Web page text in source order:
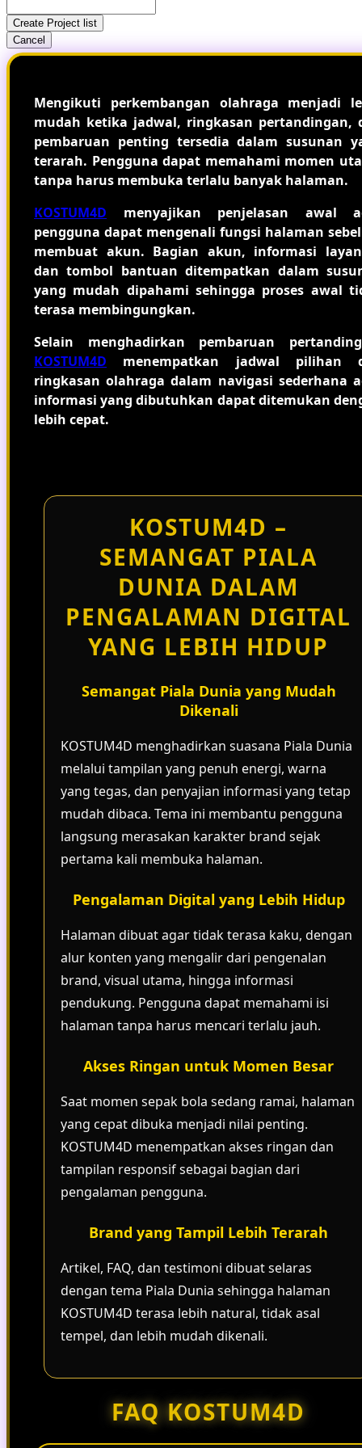
Create Project list
Cancel
Mengikuti perkembangan olahraga menjadi
mudah ketika jadwal, ringkasan pertandingan,
pembaruan penting tersedia dalam susunan
terarah. Pengguna dapat memahami momen
tanpa harus membuka terlalu banyak halaman.
KOSTUM4D menyajikan penjelasan awal
pengguna dapat mengenali fungsi halaman
membuat akun. Bagian akun, informasi
dan tombol bantuan ditempatkan dalam
yang mudah dipahami sehingga proses awal
terasa membingungkan.
Selain menghadirkan pembaruan
KOSTUM4D menempatkan jadwal pilihan
ringkasan olahraga dalam navigasi sederhana
informasi yang dibutuhkan dapat ditemukan
lebih cepat.
KOSTUM4D –
SEMANGAT PIALA
DUNIA DALAM
PENGALAMAN DIGITAL
YANG LEBIH HIDUP
Semangat Piala Dunia yang Mudah
Dikenali
KOSTUM4D menghadirkan suasana Piala Dunia
melalui tampilan yang penuh energi, warna
yang tegas, dan penyajian informasi yang tetap
mudah dibaca. Tema ini membantu pengguna
langsung merasakan karakter brand sejak
pertama kali membuka halaman.
Pengalaman Digital yang Lebih Hidup
Halaman dibuat agar tidak terasa kaku, dengan
alur konten yang mengalir dari pengenalan
brand, visual utama, hingga informasi
pendukung. Pengguna dapat memahami isi
halaman tanpa harus mencari terlalu jauh.
Akses Ringan untuk Momen Besar
Saat momen sepak bola sedang ramai, halaman
yang cepat dibuka menjadi nilai penting.
KOSTUM4D menempatkan akses ringan dan
tampilan responsif sebagai bagian dari
pengalaman pengguna.
Brand yang Tampil Lebih Terarah
Artikel, FAQ, dan testimoni dibuat selaras
dengan tema Piala Dunia sehingga halaman
KOSTUM4D terasa lebih natural, tidak asal
tempel, dan lebih mudah dikenali.
FAQ KOSTUM4D